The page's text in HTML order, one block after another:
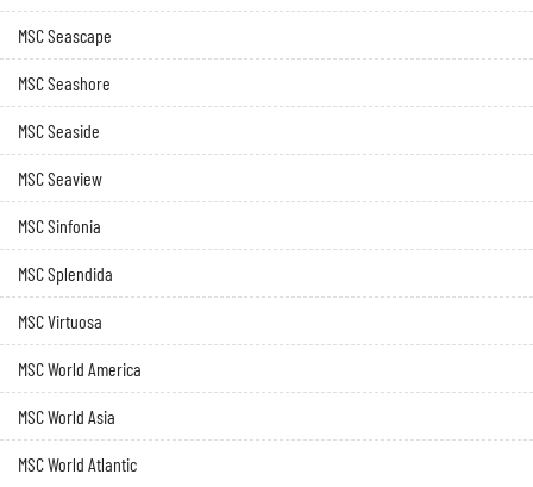
MSC Seascape
MSC Seashore
MSC Seaside
MSC Seaview
MSC Sinfonia
MSC Splendida
MSC Virtuosa
MSC World America
MSC World Asia
MSC World Atlantic